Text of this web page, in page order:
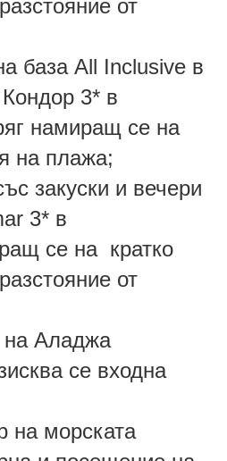
от
база All Inclusive в
3* в
намиращ се на
на плажа;
закуски и вечери
3* в
се накратко
от
Аладжа
се входна
на морската